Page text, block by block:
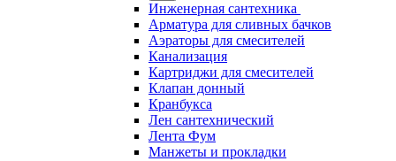
Инженерная сантехника
Арматура для сливных бачков
Аэраторы для смесителей
Канализация
Картриджи для смесителей
Клапан донный
Кранбукса
Лен сантехнический
Лента Фум
Манжеты и прокладки